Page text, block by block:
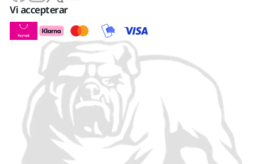
Vi accepterar